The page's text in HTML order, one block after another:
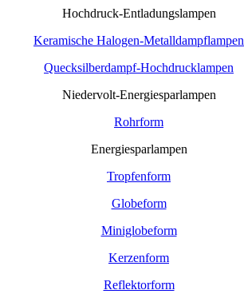
Hochdruck-Entladungslampen
Keramische Halogen-Metalldampflampen
Quecksilberdampf-Hochdrucklampen
Niedervolt-Energiesparlampen
Rohrform
Energiesparlampen
Tropfenform
Globeform
Miniglobeform
Kerzenform
Reflektorform